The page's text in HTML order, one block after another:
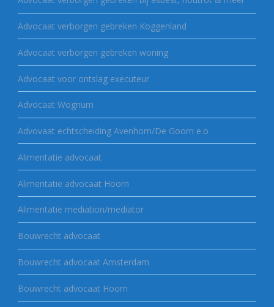
Advocaat verborgen gebreken Koggenland
Advocaat verborgen gebreken woning
Advocaat voor ontslag executeur
Advocaat Wognum
Advovaat echtscheiding Avenhorn/De Goorn e.o
Alimentatie advocaat
Alimentatie advocaat Hoorn
Alimentatie mediation/mediator
Bouwrecht advocaat
Bouwrecht advocaat Amsterdam
Bouwrecht advocaat Hoorn